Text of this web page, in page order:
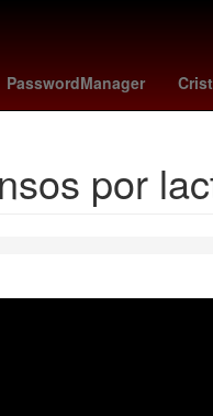
PasswordManager
por